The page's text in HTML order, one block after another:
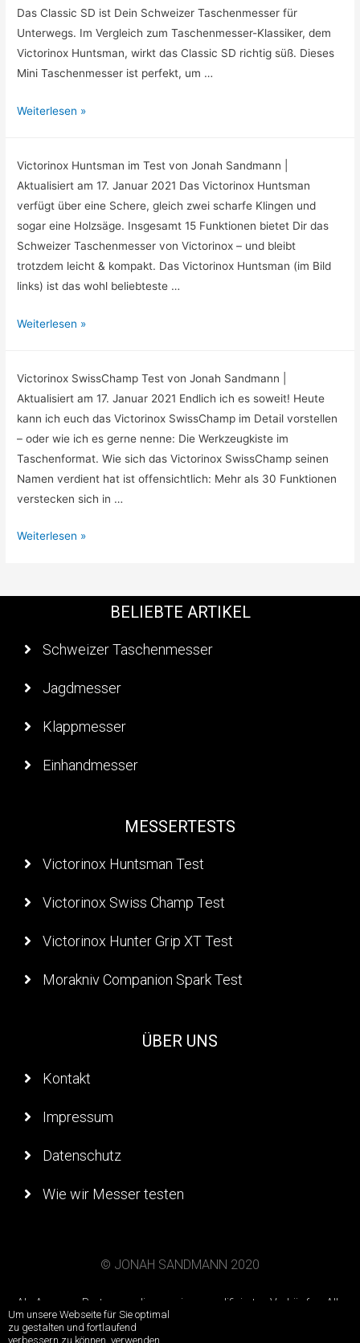
Das Classic SD ist Dein Schweizer Taschenmesser für
Unterwegs. Im Vergleich zum Taschenmesser-Klassiker, dem
Victorinox Huntsman, wirkt das Classic SD richtig süß. Dieses
Mini Taschenmesser ist perfekt, um …
Weiterlesen »
Victorinox Huntsman im Test von Jonah Sandmann |
Aktualisiert am 17. Januar 2021 Das Victorinox Huntsman
verfügt über eine Schere, gleich zwei scharfe Klingen und
sogar eine Holzsäge. Insgesamt 15 Funktionen bietet Dir das
Schweizer Taschenmesser von Victorinox – und bleibt
trotzdem leicht & kompakt. Das Victorinox Huntsman (im Bild
links) ist das wohl beliebteste …
Weiterlesen »
Victorinox SwissChamp Test von Jonah Sandmann |
Aktualisiert am 17. Januar 2021 Endlich ich es soweit! Heute
kann ich euch das Victorinox SwissChamp im Detail vorstellen
– oder wie ich es gerne nenne: Die Werkzeugkiste im
Taschenformat. Wie sich das Victorinox SwissChamp seinen
Namen verdient hat ist offensichtlich: Mehr als 30 Funktionen
verstecken sich in …
Weiterlesen »
BELIEBTE ARTIKEL
Schweizer Taschenmesser
Jagdmesser
Klappmesser
Einhandmesser
MESSERTESTS
Victorinox Huntsman Test
Victorinox Swiss Champ Test
Victorinox Hunter Grip XT Test
Morakniv Companion Spark Test
ÜBER UNS
Kontakt
Impressum
Datenschutz
Wie wir Messer testen
© JONAH SANDMANN 2020
Als Amazon-Partner verdienen wir an qualifizierten Verkäufen. Alle
Affiliatelinks sind mit einem * oder einem Amazon Icon markiert.
Bildlinks die zu Amazon führen sind ebenfalls Affiliatelinks. Für
Um unsere Webseite für Sie optimal
zu gestalten und fortlaufend
verbessern zu können, verwenden